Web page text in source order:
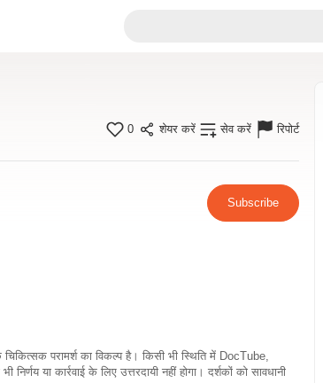
0 शेयर करें सेव करें रिपोर्ट
Subscribe
परामर्श का विकल्प है। किसी भी स्थिति में DocTube,
या कार्रवाई के लिए उत्तरदायी नहीं होगा। दर्शकों को सावधानी